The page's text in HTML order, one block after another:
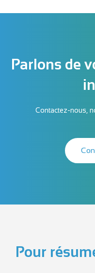
Parlons de
Contactez-nous,
Pour